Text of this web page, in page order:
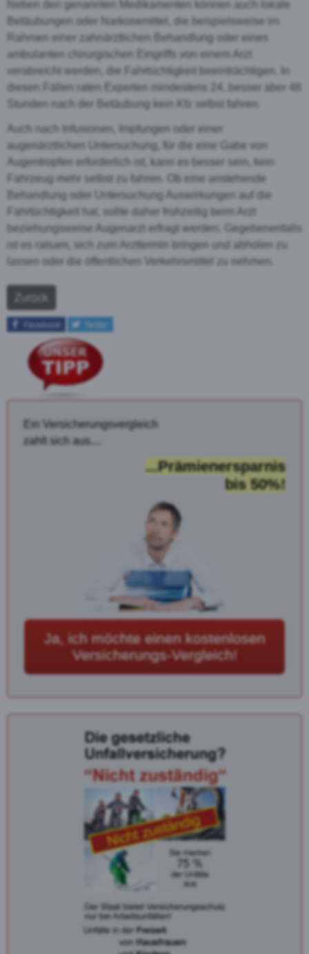
Neben den genannten Medikamenten können auch lokale
Betäubungen oder Narkosemittel, die beispielsweise im
Rahmen einer zahnärztlichen Behandlung oder eines
ambulanten chirurgischen Eingriffs von einem Arzt
verabreicht werden, die Fahrtüchtigkeit beeinträchtigen. In
diesen Fällen raten Experten mindestens 24, besser aber 48
Stunden nach der Betäubung kein Kfz selbst fahren.
Auch nach Infusionen, Impfungen oder einer
augenärztlichen Untersuchung, für die eine Gabe von
Augentropfen erforderlich ist, kann es besser sein, kein
Fahrzeug mehr selbst zu fahren. Ob eine anstehende
Behandlung oder Untersuchung Auswirkungen auf die
Fahrtüchtigkeit hat, sollte daher frühzeitig beim Arzt
beziehungsweise Augenarzt erfragt werden. Gegebenenfalls
ist es ratsam, sich zum Arzttermin bringen und abholen zu
lassen oder die öffentlichen Verkehrsmittel zu nehmen.
Zurück
Facebook Twitter
Ein Versicherungsvergleich
zahlt sich aus....
...Prämienersparnis
bis 50%!
Ja, ich möchte einen kostenlosen
Versicherungs-Vergleich!